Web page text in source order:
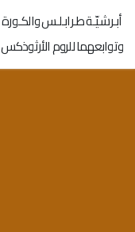
أبـرشـيّـة طـرابـلـس والكـورة
وتوابعهما للروم الأرثوذكس